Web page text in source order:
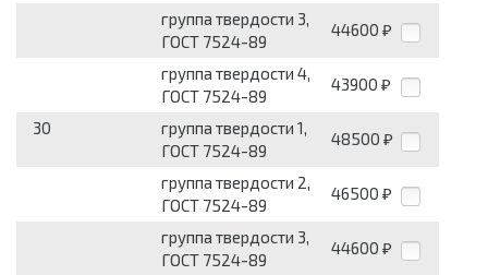
группа твердости 3,
ГОСТ 7524-89
44600 ₽
группа твердости 4,
ГОСТ 7524-89
43900 ₽
30
группа твердости 1,
ГОСТ 7524-89
48500 ₽
группа твердости 2,
ГОСТ 7524-89
46500 ₽
группа твердости 3,
ГОСТ 7524-89
44600 ₽